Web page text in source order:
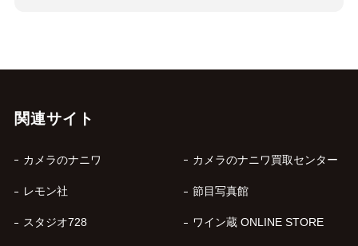
関連サイト
カメラのナニワ カメラのナニワ買取センター
レモン社 節目写真館
スタジオ728 ワイン蔵 ONLINE STORE